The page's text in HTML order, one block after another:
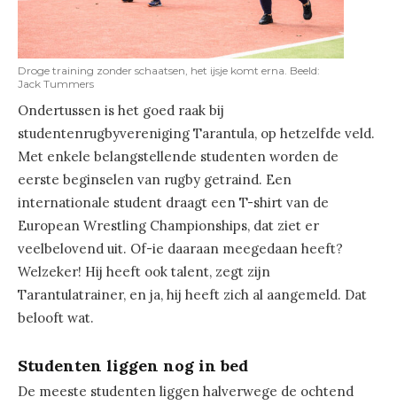
Droge training zonder schaatsen, het ijsje komt erna. Beeld:
Jack Tummers
Ondertussen is het goed raak bij
studentenrugbyvereniging Tarantula, op hetzelfde veld.
Met enkele belangstellende studenten worden de
eerste beginselen van rugby getraind. Een
internationale student draagt een T-shirt van de
European Wrestling Championships, dat ziet er
veelbelovend uit. Of-ie daaraan meegedaan heeft?
Welzeker! Hij heeft ook talent, zegt zijn
Tarantulatrainer, en ja, hij heeft zich al aangemeld. Dat
belooft wat.
Studenten liggen nog in bed
De meeste studenten liggen halverwege de ochtend